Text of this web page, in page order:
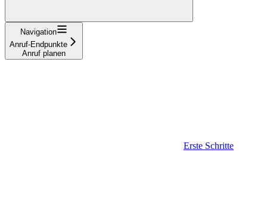
Navigation
Anruf-Endpunkte
Anruf planen
Erste Schritte